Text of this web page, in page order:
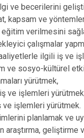
ve becerilerini
kapsam ve
verilmesini
çalışmalar
ilgili iş ve
ve sosyo-kültürel
yürütmek,
ve işlemleri
işlemleri yürütmek.
planlamak ve
geliştirme